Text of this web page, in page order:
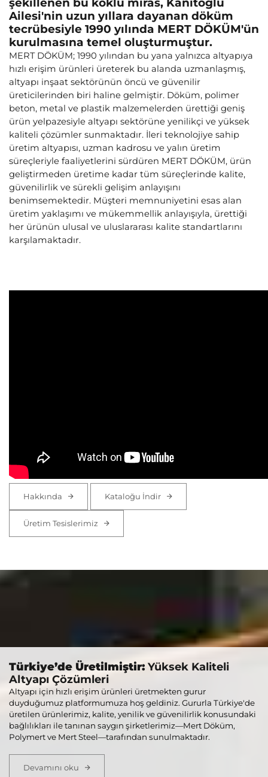
Ailesi'nin uzun yıllara dayanan döküm
tecrübesiyle 1990 yılında MERT DÖKÜM'ün
kurulmasına temel oluşturmuştur.
MERT DÖKÜM; 1990 yılından bu yana yalnızca altyapıya
hızlı erişim ürünleri üreterek bu alanda uzmanlaşmış,
altyapı inşaat sektörünün öncü ve güvenilir
üreticilerinden biri haline gelmiştir. Döküm, polimer
beton, metal ve plastik malzemelerden ürettiği geniş
ürün yelpazesiyle altyapı sektörüne yenilikçi ve yüksek
kaliteli çözümler sunmaktadır. İleri teknolojiye sahip
üretim altyapısı, uzman kadrosu ve yalın üretim
süreçleriyle faaliyetlerini sürdüren MERT DÖKÜM, ürün
geliştirmeden üretime kadar tüm süreçlerinde kalite,
güvenilirlik ve sürekli gelişim anlayışını
benimsemektedir. Müşteri memnuniyetini esas alan
üretim yaklaşımı ve mükemmellik anlayışıyla, ürettiği
her ürünün ulusal ve uluslararası kalite standartlarını
karşılamaktadır.
Hakkında Kataloğu İndir
Üretim Tesislerimiz
Türkiye’de Üretilmiştir: Yüksek Kaliteli
Altyapı Çözümleri
Altyapı için hızlı erişim ürünleri üretmekten gurur
duyduğumuz platformumuza hoş geldiniz. Gururla Türkiye'de
üretilen ürünlerimiz, kalite, yenilik ve güvenilirlik konusundaki
bağlılıkları ile tanınan saygın şirketlerimiz—Mert Döküm,
Polymert ve Mert Steel—tarafından sunulmaktadır.
Devamını oku